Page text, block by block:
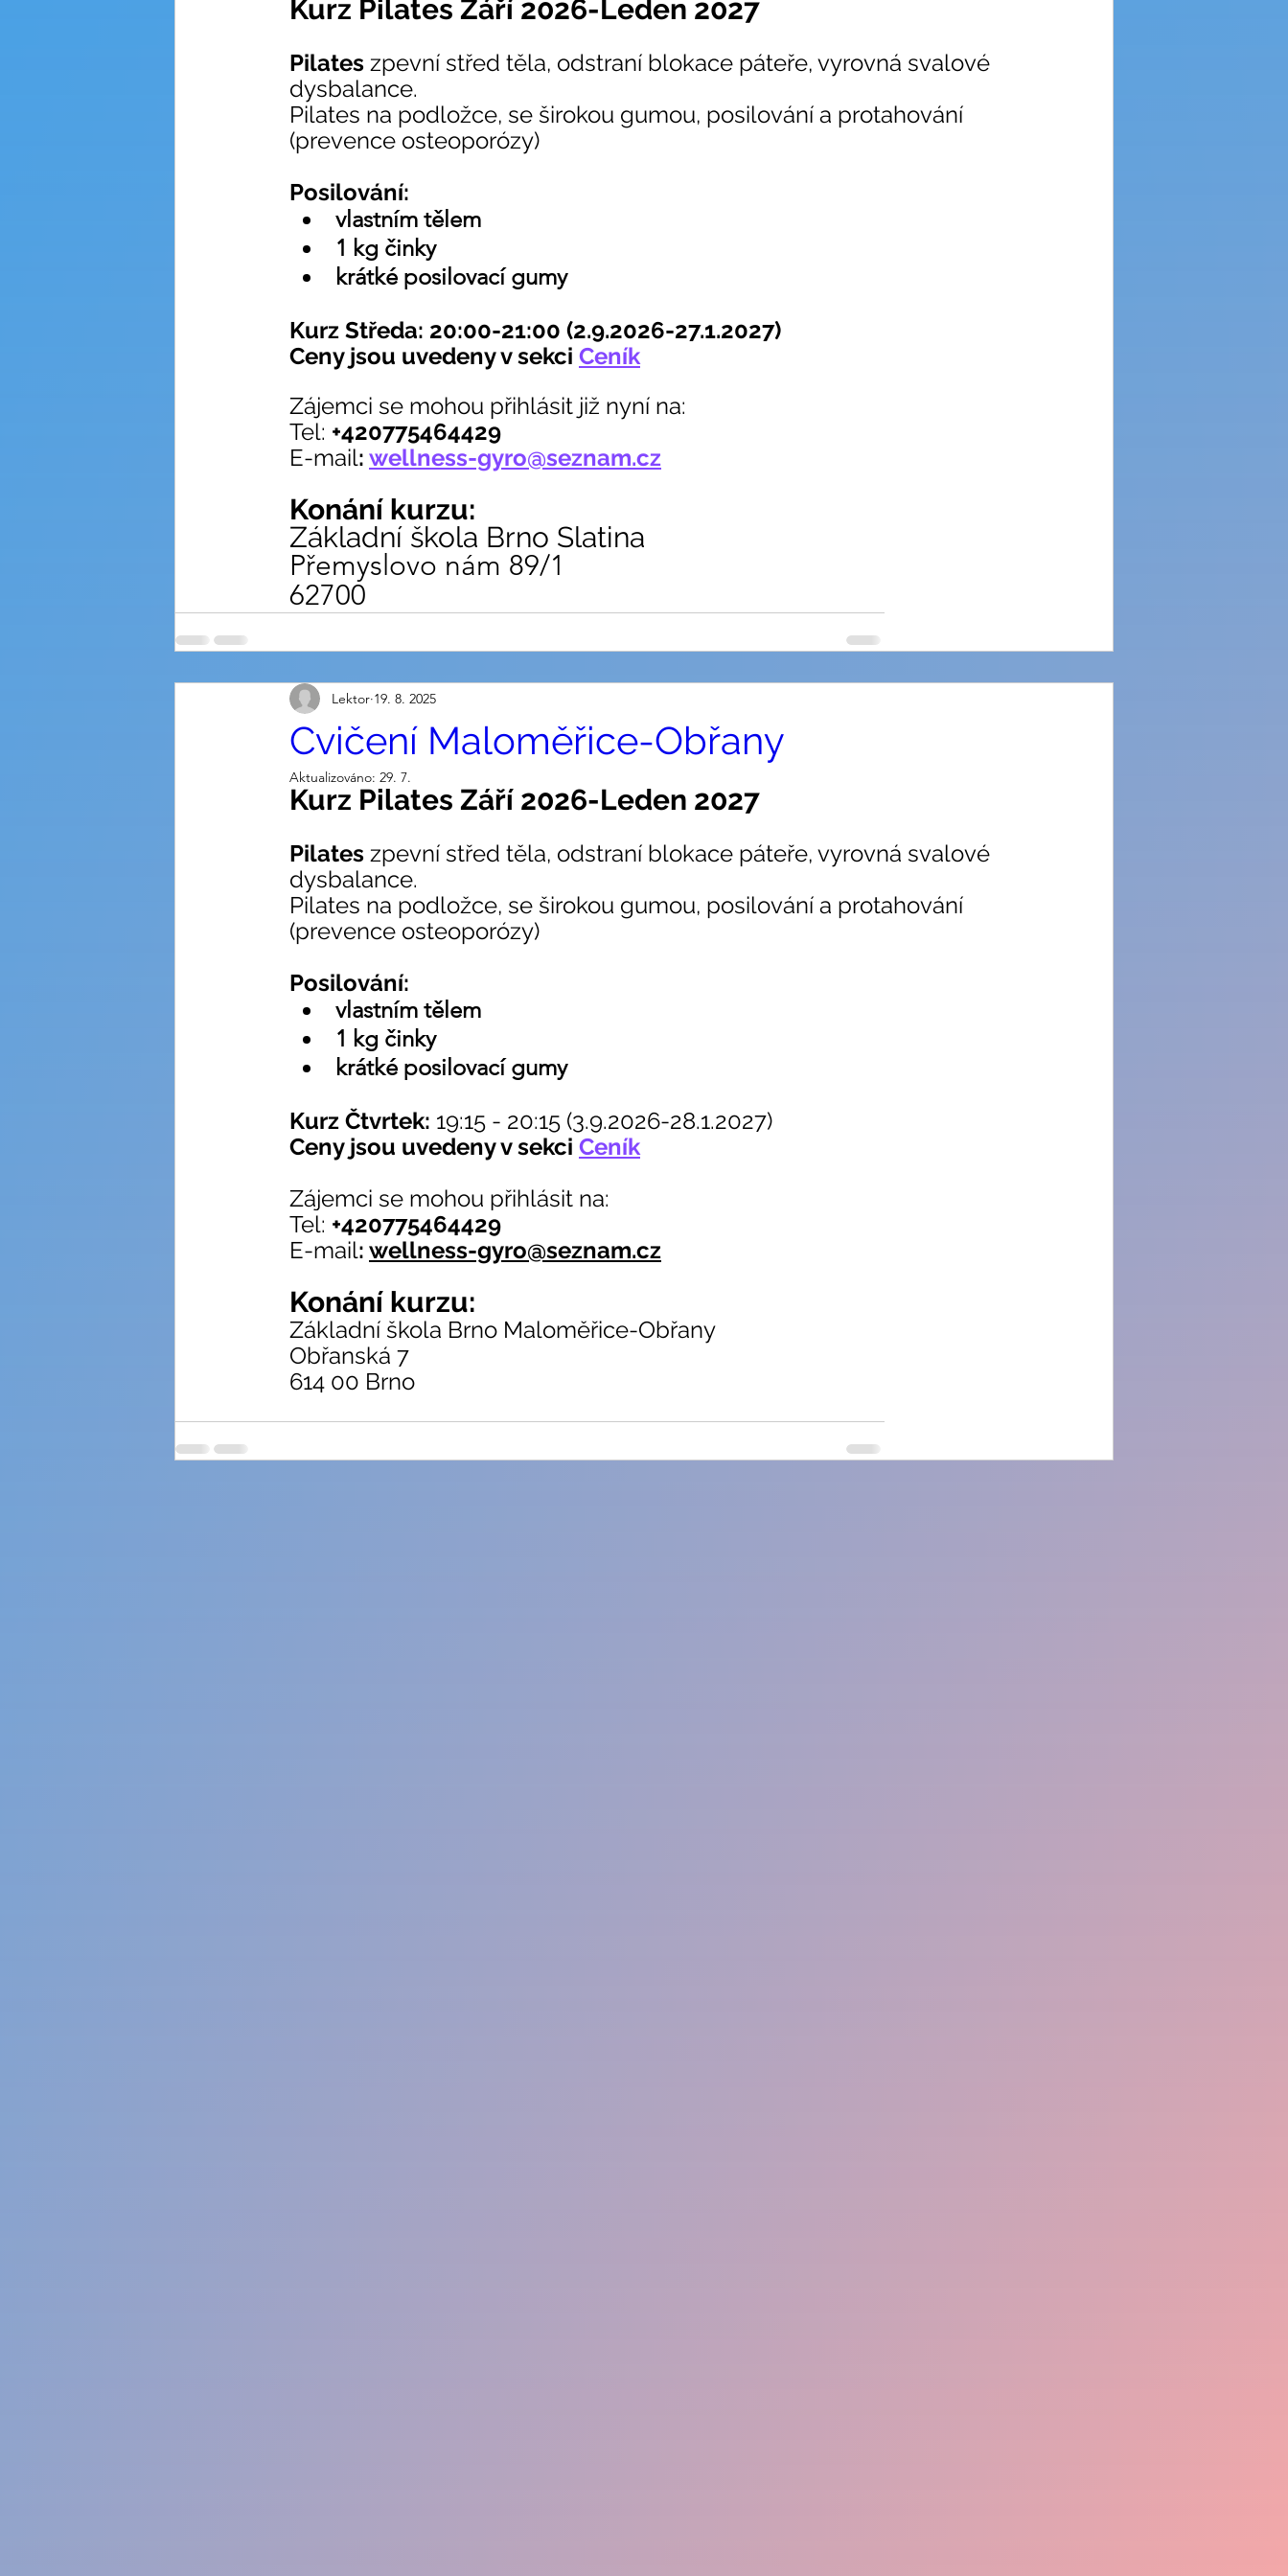
Kurz Pilates Září 2026-Leden 2027
Pilates zpevní střed těla, odstraní blokace páteře, vyrovná svalové
dysbalance.
Pilates na podložce, se širokou gumou, posilování a protahování
(prevence osteoporózy)
Posilování:
vlastním tělem
1 kg činky
krátké posilovací gumy
Kurz Středa: 20:00-21:00 (2.9.2026-27.1.2027)
Ceny jsou uvedeny v sekci Ceník
Zájemci se mohou přihlásit již nyní na:
Tel: +420775464429
E-mail: wellness-gyro@seznam.cz
Konání kurzu:
Základní škola Brno Slatina
Přemyslovo nám 89/1
62700
Cvičení Maloměřice-Obřany
Lektor 19. 8. 2025
Aktualizováno: 29. 7.
Kurz Pilates Září 2026-Leden 2027
Pilates zpevní střed těla, odstraní blokace páteře, vyrovná svalové
dysbalance.
Pilates na podložce, se širokou gumou, posilování a protahování
(prevence osteoporózy)
Posilování:
vlastním tělem
1 kg činky
krátké posilovací gumy
Kurz Čtvrtek: 19:15 - 20:15 (3.9.2026-28.1.2027)
Ceny jsou uvedeny v sekci Ceník
Zájemci se mohou přihlásit na:
Tel: +420775464429
E-mail: wellness-gyro@seznam.cz
Konání kurzu:
Základní škola Brno Maloměřice-Obřany
Obřanská 7
614 00 Brno